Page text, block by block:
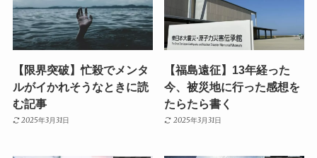
【限界突破】忙殺でメンタ
ルがイかれそうなときに読
む記事
2025年3月31日
【福島遠征】13年経った
今、被災地に行った感想を
たらたら書く
2025年3月31日